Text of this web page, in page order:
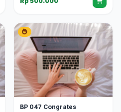
BP 047 Congrates